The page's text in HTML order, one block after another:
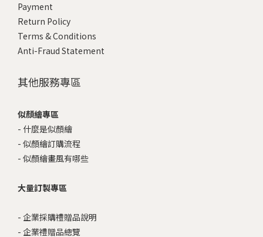
Payment
Return Policy
Terms & Conditions
Anti-Fraud Statement
其他服務專區
似顏繪專區
- 什麼是似顏繪
- 似顏繪訂購流程
- 似顏繪畫風有哪些
大量訂製專區
- 企業採購禮贈品說明
- 企業禮贈品總覽